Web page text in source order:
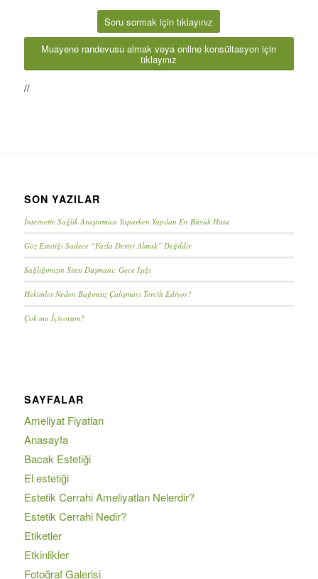
Soru sormak için tıklayınız
Muayene randevusu almak veya online konsültasyon için
tıklayınız
//
SON YAZILAR
İnternette Sağlık Araştırması Yaparken Yapılan En Büyük Hata
Göz Estetiği Sadece “Fazla Deriyi Almak” Değildir
Sağlığımızın Sinsi Düşmanı: Gece Işığı
Hekimler Neden Bağımsız Çalışmayı Tercih Ediyor?
Çok mu İçiyorum?
SAYFALAR
Ameliyat Fiyatları
Anasayfa
Bacak Estetiği
El estetiği
Estetik Cerrahi Ameliyatları Nelerdir?
Estetik Cerrahi Nedir?
Etiketler
Etkinlikler
Fotoğraf Galerisi